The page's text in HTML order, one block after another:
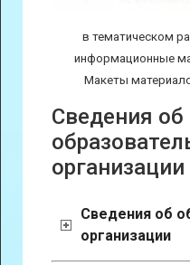
в тематическом
информационные
Макеты
Сведения об
организации
Сведения об
организации